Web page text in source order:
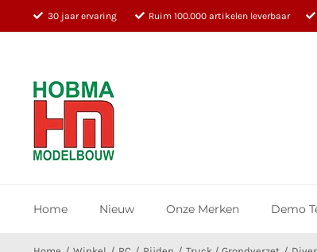
naar
30 jaar ervaring Ruim 100.000 artikelen leverbaar
Home Nieuw Onze Merken Demo